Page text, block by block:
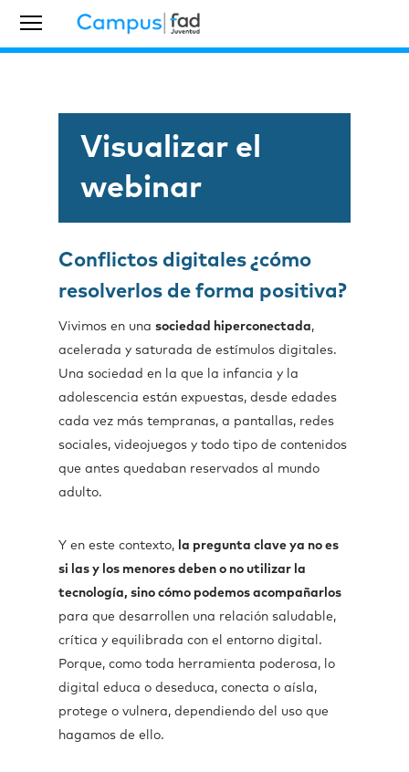
Visualizar el
webinar
Conflictos digitales ¿cómo
resolverlos de forma positiva?
Vivimos en una sociedad hiperconectada,
acelerada y saturada de estímulos digitales.
Una sociedad en la que la infancia y la
adolescencia están expuestas, desde edades
cada vez más tempranas, a pantallas, redes
sociales, videojuegos y todo tipo de contenidos
que antes quedaban reservados al mundo
adulto.
Y en este contexto, la pregunta clave ya no es
si las y los menores deben o no utilizar la
tecnología, sino cómo podemos acompañarlos
para que desarrollen una relación saludable,
crítica y equilibrada con el entorno digital.
Porque, como toda herramienta poderosa, lo
digital educa o deseduca, conecta o aísla,
protege o vulnera, dependiendo del uso que
hagamos de ello.